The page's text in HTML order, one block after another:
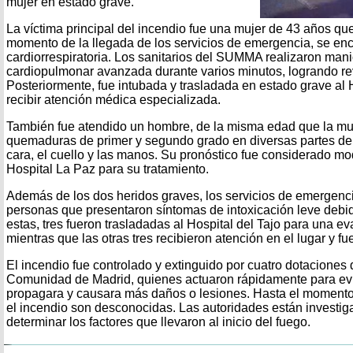
La víctima principal del incendio fue una mujer de 43 años
momento de la llegada de los servicios de emergencia, se
cardiorrespiratoria. Los sanitarios del SUMMA realizaron
cardiopulmonar avanzada durante varios minutos, logrando
Posteriormente, fue intubada y trasladada en estado grave al
recibir atención médica especializada.
También fue atendido un hombre, de la misma edad que la
quemaduras de primer y segundo grado en diversas partes
cara, el cuello y las manos. Su pronóstico fue considerado
Hospital La Paz para su tratamiento.
Además de los dos heridos graves, los servicios de
personas que presentaron síntomas de intoxicación leve
estas, tres fueron trasladadas al Hospital del Tajo para una
mientras que las otras tres recibieron atención en el lugar y
El incendio fue controlado y extinguido por cuatro dotaciones
Comunidad de Madrid, quienes actuaron rápidamente para
propagara y causara más daños o lesiones. Hasta el
el incendio son desconocidas. Las autoridades están
determinar los factores que llevaron al inicio del fuego.